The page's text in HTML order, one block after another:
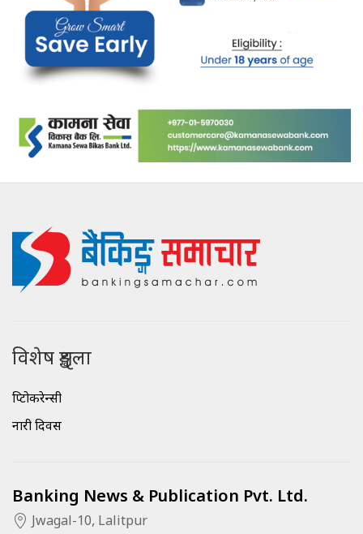
विशेष शृङ्खला
क्रिप्टोकरेन्सी
नारी दिवस
Banking News & Publication Pvt. Ltd.
Jwagal-10, Lalitpur